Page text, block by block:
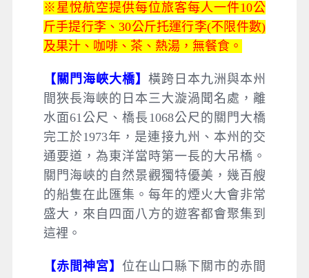
※星悅航空提供每位旅客每人一件10公
斤手提行李、30公斤托運行李(不限件數)
及果汁、咖啡、茶、熱湯，無餐食。
【關門海峽大橋】 橫跨日本九洲與本州
間狹長海峽的日本三大漩渦聞名處，離
水面61公尺、橋長1068公尺的關門大橋
完工於1973年，是連接九州、本州的交
通要道，為東洋當時第一長的大吊橋。
關門海峽的自然景觀獨特優美，幾百艘
的船隻在此匯集。每年的煙火大會非常
盛大，來自四面八方的遊客都會聚集到
這裡。
【赤間神宮】 位在山口縣下關市的赤間